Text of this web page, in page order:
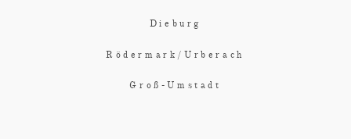
Dieburg
Rödermark/Urberach
Groß-Umstadt